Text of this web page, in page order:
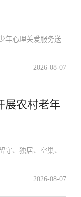
年心理关爱服务送
2026-08-07
农村老年
、独居、空巢、
2026-08-07